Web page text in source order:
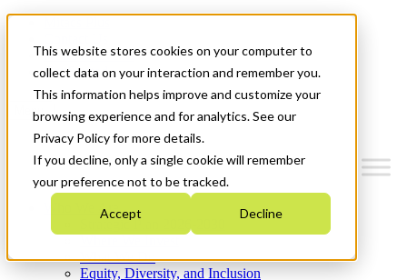
This website stores cookies on your computer to
collect data on your interaction and remember you.
This information helps improve and customize your
browsing experience and for analytics. See our
Privacy Policy for more details.
If you decline, only a single cookie will remember
your preference not to be tracked.
Accept Decline
News & Events
Get Started
Menu
Who We Are
Strategic Plan 2026-2030
What We Do
Equity, Diversity, and Inclusion